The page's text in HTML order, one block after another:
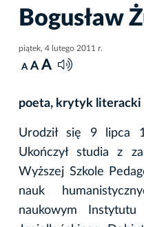
Bogusław
piątek, 4 lutego 2011 r.
A A A
poeta, krytyk literacki
Urodził się 9 lipca
Ukończył studia z
Wyższej Szkole
nauk
naukowym Instytutu